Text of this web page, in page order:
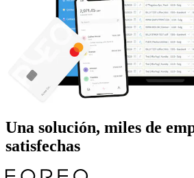
Una solución, miles de
satisfechas